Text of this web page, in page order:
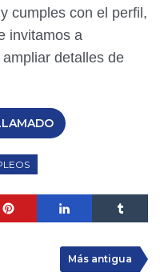
cumples con el perfil,
invitamos a
detalles de
Más antigua